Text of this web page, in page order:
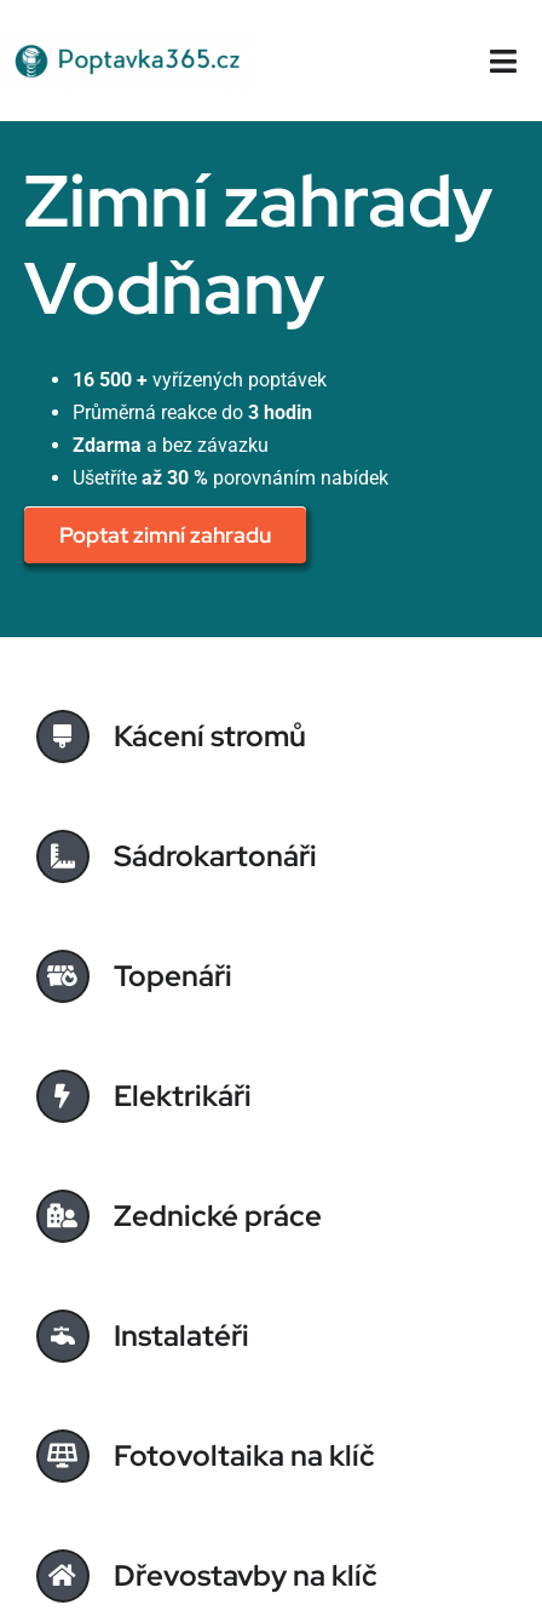
na
obsah
Zimní zahrady
Vodňany
16 500 + vyřízených poptávek
Průměrná reakce do 3 hodin
Zdarma a bez závazku
Ušetříte až 30 %porovnáním nabídek
Poptat zimní zahradu
Kácení stromů
Sádrokartonáři
Topenáři
Elektrikáři
Zednické práce
Instalatéři
Fotovoltaika na klíč
Dřevostavby na klíč